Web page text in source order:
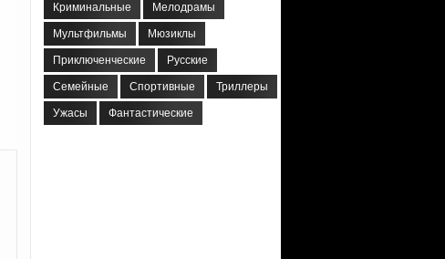
Криминальные Мелодрамы
Мультфильмы Мюзиклы
Приключенческие Русские
Семейные Спортивные Триллеры
Ужасы Фантастические